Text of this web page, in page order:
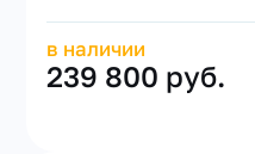
в наличии
239 800 руб.